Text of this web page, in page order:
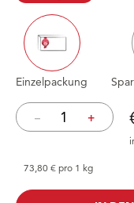
Einzelpackung
– +
73,80 € pro 1 kg